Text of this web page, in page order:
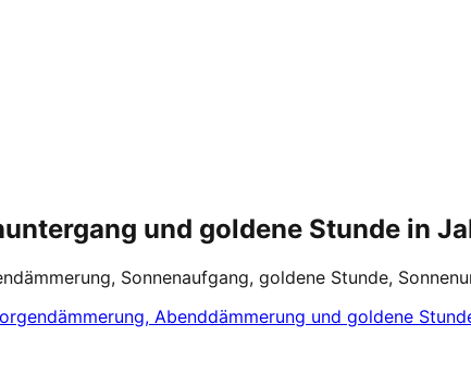
und goldene Stunde in
Sonnenaufgang, goldene Stunde,
Abenddämmerung und goldene